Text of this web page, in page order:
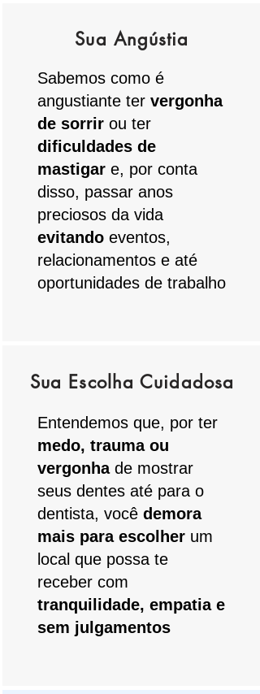
Sua Angústia
Sabemos como é
angustiante ter vergonha
de sorrirou ter
dificuldades de
mastigare, por conta
disso, passar anos
preciosos da vida
evitandoeventos,
relacionamentos e até
oportunidades de trabalho
Sua Escolha Cuidadosa
Entendemos que, por ter
medo, trauma ou
vergonhade mostrar
seus dentes até para o
dentista, você demora
mais para escolherum
local que possa te
receber com
tranquilidade, empatia e
sem julgamentos